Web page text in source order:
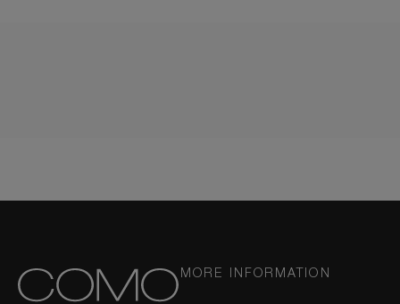
MORE INFORMATION